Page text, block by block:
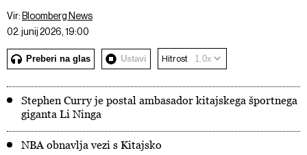
Vir: Bloomberg News
02. junij 2026, 19:00
Preberi na glas Ustavi Hitrost
Stephen Curry je postal ambasador kitajskega športnega
giganta Li Ninga
NBA obnavlja vezi s Kitajsko